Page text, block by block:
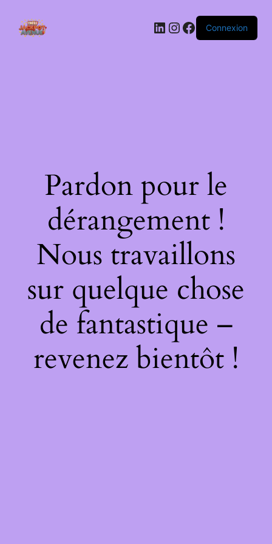
LinkedIn
Instagram
Facebook
Connexion
Pardon pour le
dérangement !
Nous travaillons
sur quelque chose
de fantastique –
revenez bientôt !